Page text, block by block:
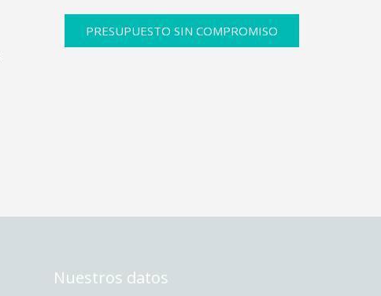
PRESUPUESTO SIN COMPROMISO
Nuestros datos